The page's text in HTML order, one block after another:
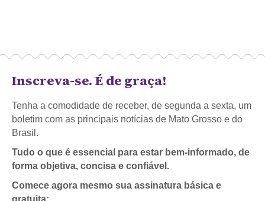
Inscreva-se. É de graça!
Tenha a comodidade de receber, de segunda a sexta, um
boletim com as principais notícias de Mato Grosso e do
Brasil.
Tudo o que é essencial para estar bem-informado, de
forma objetiva, concisa e confiável.
Comece agora mesmo sua assinatura básica e
gratuita: